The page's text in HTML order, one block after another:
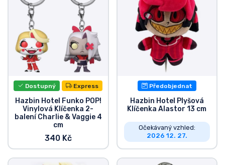
Dostupný Express
Hazbin Hotel Funko POP!
Vinylová Klíčenka 2-
balení Charlie & Vaggie 4
cm
340 Kč
Předobjednat
Hazbin Hotel Plyšová
Klíčenka Alastor 13 cm
Očekávaný vzhled:
2026 12. 27.
Seriálové věci
Filmové věci
Úžasné věci
Anime věci
Hráčské věci
Sportovní věci